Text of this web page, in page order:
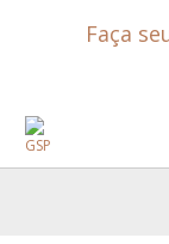
Faça